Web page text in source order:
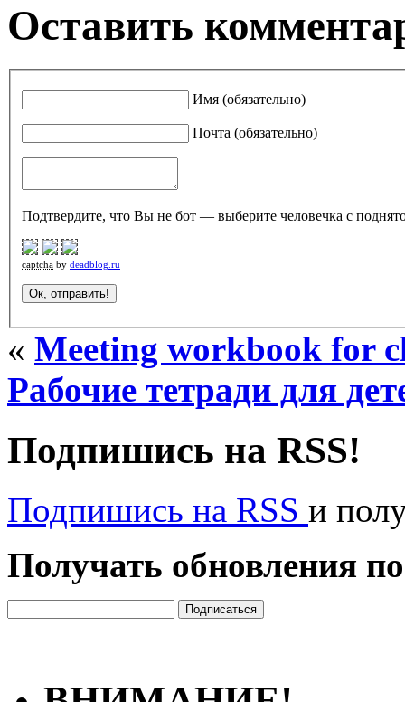
Оставить
Имя (обязательно)
Почта (обязательно)
Подтвердите, что Вы не бот — выберите человечка с
captcha by deadblog.ru
« Meeting workbook for
Рабочие тетради для
Подпишись на RSS!
Подпишись на RSS и
Получать обновления